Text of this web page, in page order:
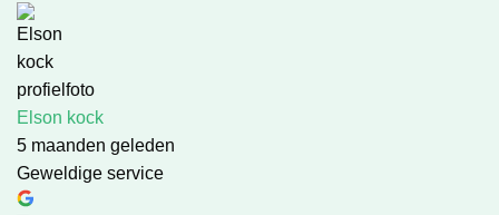
Elson kock
5 maanden geleden
Geweldige service